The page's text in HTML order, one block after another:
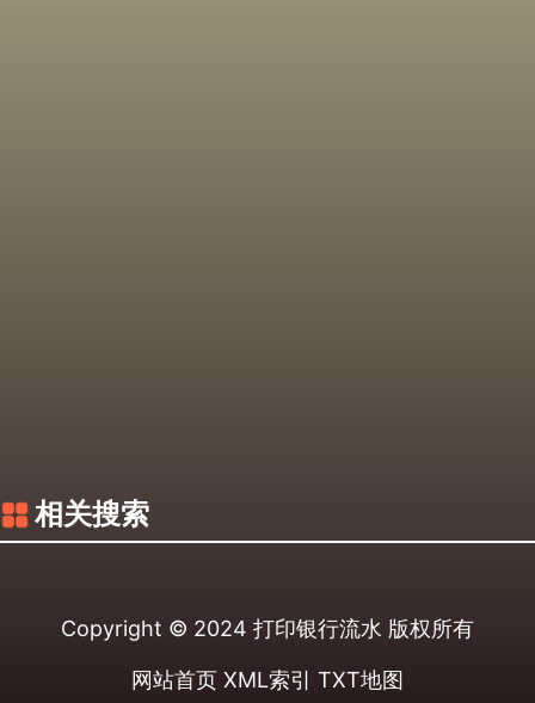
相关搜索
Copyright © 2024 打印银行流水 版权所有
网站首页 XML索引 TXT地图